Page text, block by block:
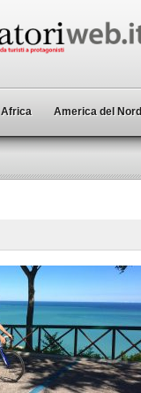
Africa America del Nord